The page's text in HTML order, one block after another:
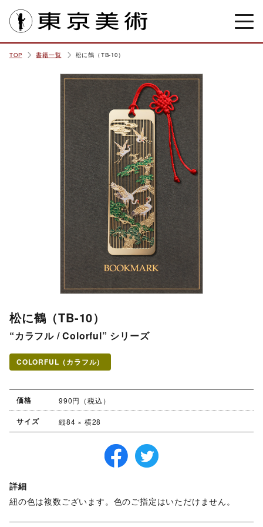
TOP 書籍一覧 松に鶴（TB-10）
松に鶴（TB-10）
“カラフル / Colorful” シリーズ
COLORFUL（カラフル）
価格 990円（税込）
サイズ 縦84 × 横28
詳細
紐の色は複数ございます。色のご指定はいただけません。